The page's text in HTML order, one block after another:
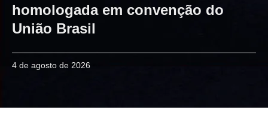
homologada em convenção do
União Brasil
4 de agosto de 2026